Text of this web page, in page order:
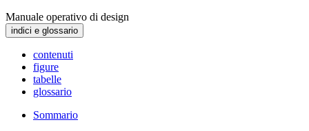
Manuale operativo di design
indici e glossario
contenuti
figure
tabelle
glossario
Sommario